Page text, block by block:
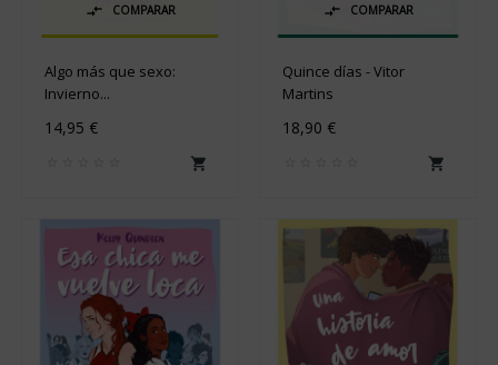
 COMPARAR
Algo más que sexo:
Invierno...
14,95 €

 COMPARAR
Quince días - Vitor
Martins
18,90 €
